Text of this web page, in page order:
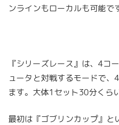
ンラインもローカルも可能で
『シリーズレース』は、4コ
ュータと対戦するモードで
ます。大体1セット30分くら
最初は『ゴブリンカップ』